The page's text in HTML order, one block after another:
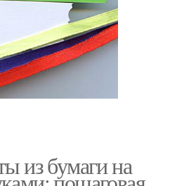
из бумаги на